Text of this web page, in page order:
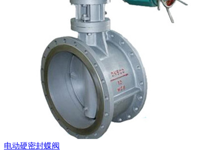
电动硬密封蝶阀